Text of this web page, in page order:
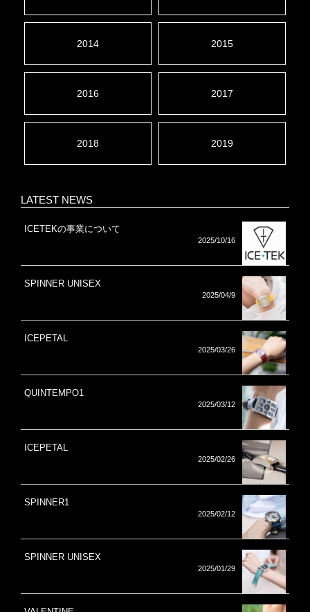
2014 2015
2016 2017
2018 2019
LATEST NEWS
ICETEKの事業について
2025/10/16
SPINNER UNISEX
2025/04/9
ICEPETAL
2025/03/26
QUINTEMPO1
2025/03/12
ICEPETAL
2025/02/26
SPINNER1
2025/02/12
SPINNER UNISEX
2025/01/29